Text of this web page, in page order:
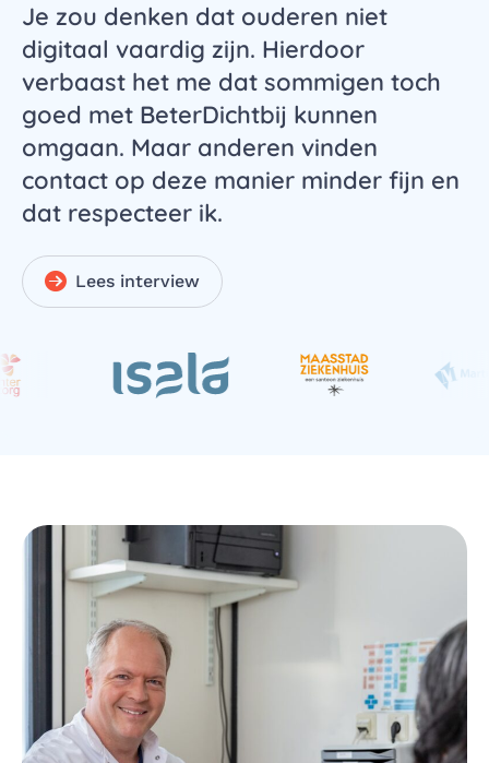
Je zou denken dat ouderen niet
digitaal vaardig zijn. Hierdoor
verbaast het me dat sommigen toch
goed met BeterDichtbij kunnen
omgaan. Maar anderen vinden
contact op deze manier minder fijn en
dat respecteer ik.
Lees interview